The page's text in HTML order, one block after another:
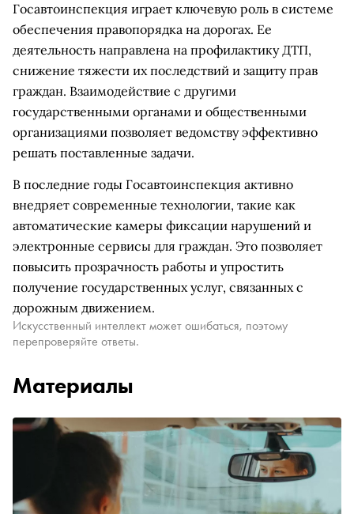
Госавтоинспекция играет ключевую роль в системе
обеспечения правопорядка на дорогах. Ее
деятельность направлена на профилактику ДТП,
снижение тяжести их последствий и защиту прав
граждан. Взаимодействие с другими
государственными органами и общественными
организациями позволяет ведомству эффективно
решать поставленные задачи.
В последние годы Госавтоинспекция активно
внедряет современные технологии, такие как
автоматические камеры фиксации нарушений и
электронные сервисы для граждан. Это позволяет
повысить прозрачность работы и упростить
получение государственных услуг, связанных с
дорожным движением.
Искусственный интеллект может ошибаться, поэтому
перепроверяйте ответы.
Материалы